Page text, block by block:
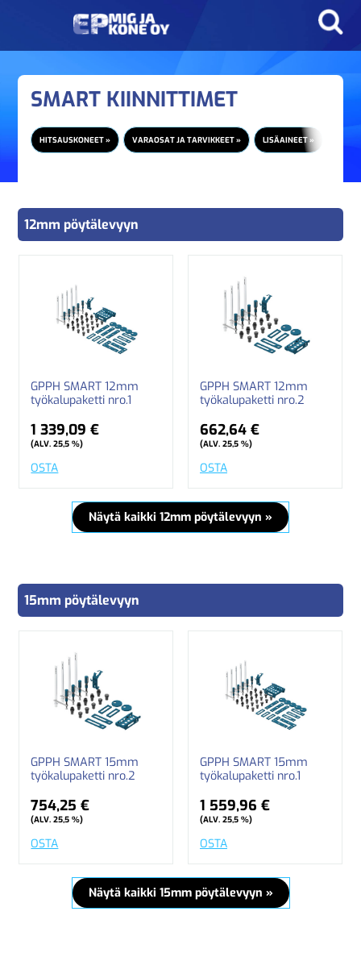
SMART KIINNITTIMET
HITSAUSKONEET » VARAOSAT JA TARVIKKEET » LISÄAINEET »
12mm pöytälevyyn
GPPH SMART 12mm
työkalupaketti nro.1
1 339,09 €
(ALV. 25,5 %)
OSTA
GPPH SMART 12mm
työkalupaketti nro.2
662,64 €
(ALV. 25,5 %)
OSTA
Näytä kaikki 12mm pöytälevyyn »
15mm pöytälevyyn
GPPH SMART 15mm
työkalupaketti nro.2
754,25 €
(ALV. 25,5 %)
OSTA
GPPH SMART 15mm
työkalupaketti nro.1
1 559,96 €
(ALV. 25,5 %)
OSTA
Näytä kaikki 15mm pöytälevyyn »